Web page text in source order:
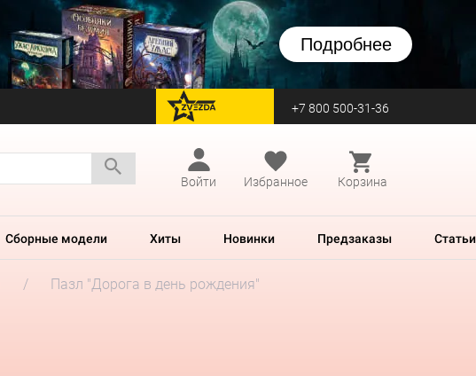
Подробнее
перейти на Zvezda +7 800 500-31-36
Войти
Избранное Корзина
Сборные модели Хиты Новинки Предзаказы Статьи
Пазл "Дорога в день рождения"